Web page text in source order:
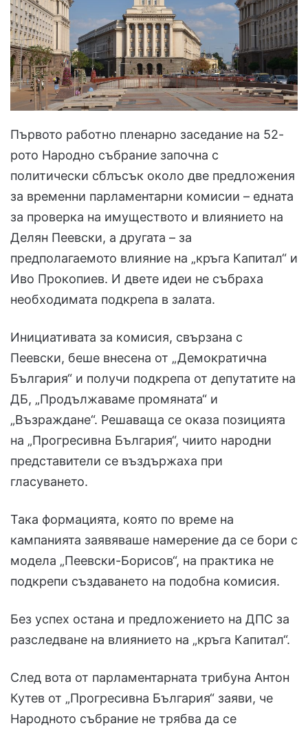
Първото работно пленарно заседание на 52-
рото Народно събрание започна с
политически сблъсък около две предложения
за временни парламентарни комисии – едната
за проверка на имуществото и влиянието на
Делян Пеевски, а другата – за
предполагаемото влияние на „кръга Капитал“ и
Иво Прокопиев. И двете идеи не събраха
необходимата подкрепа в залата.
Инициативата за комисия, свързана с
Пеевски, беше внесена от „Демократична
България“ и получи подкрепа от депутатите на
ДБ, „Продължаваме промяната“ и
„Възраждане“. Решаваща се оказа позицията
на „Прогресивна България“, чиито народни
представители се въздържаха при
гласуването.
Така формацията, която по време на
кампанията заявяваше намерение да се бори с
модела „Пеевски-Борисов“, на практика не
подкрепи създаването на подобна комисия.
Без успех остана и предложението на ДПС за
разследване на влиянието на „кръга Капитал“.
След вота от парламентарната трибуна Антон
Кутев от „Прогресивна България“ заяви, че
Народното събрание не трябва да се